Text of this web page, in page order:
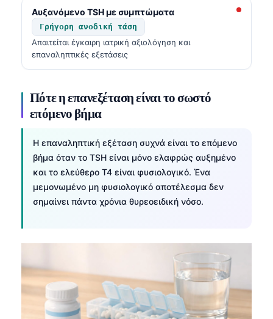
Αυξανόμενο TSH με συμπτώματα
Γρήγορη ανοδική τάση
Απαιτείται έγκαιρη ιατρική αξιολόγηση και
επαναληπτικές εξετάσεις
Πότε η επανεξέταση είναι το σωστό
επόμενο βήμα
Η επαναληπτική εξέταση συχνά είναι το επόμενο
βήμα όταν το TSH είναι μόνο ελαφρώς αυξημένο
και το ελεύθερο T4 είναι φυσιολογικό. Ένα
μεμονωμένο μη φυσιολογικό αποτέλεσμα δεν
σημαίνει πάντα χρόνια θυρεοειδική νόσο.
فارسی
Български
Dansk
Bahasa Indonesia
Հայերեն
Íslenska
Српски језик
Bosanski
Eesti
日本語
Čeština
ქართული